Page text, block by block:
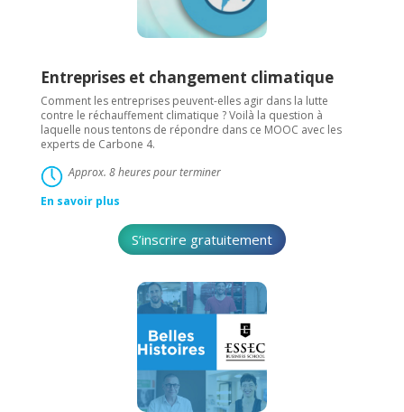
Entreprises et changement climatique
Comment les entreprises peuvent-elles agir dans la lutte
contre le réchauffement climatique ? Voilà la question à
laquelle nous tentons de répondre dans ce MOOC avec les
experts de Carbone 4.
Approx. 8 heures pour terminer
En savoir plus
S’inscrire gratuitement